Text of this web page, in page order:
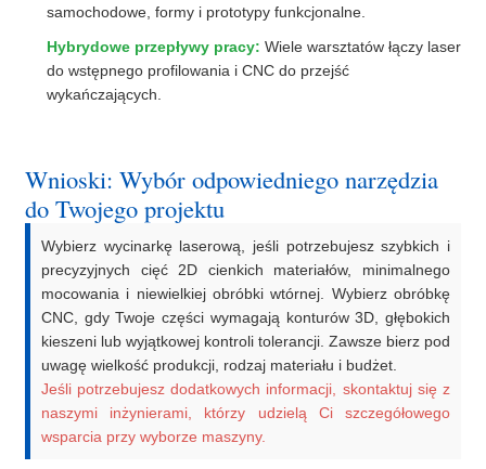
samochodowe, formy i prototypy funkcjonalne.
Hybrydowe przepływy pracy: Wiele warsztatów łączy laser
do wstępnego profilowania i CNC do przejść
wykańczających.
Wnioski: Wybór odpowiedniego narzędzia
do Twojego projektu
Wybierz wycinarkę laserową, jeśli potrzebujesz szybkich i
precyzyjnych cięć 2D cienkich materiałów, minimalnego
mocowania i niewielkiej obróbki wtórnej. Wybierz obróbkę
CNC, gdy Twoje części wymagają konturów 3D, głębokich
kieszeni lub wyjątkowej kontroli tolerancji. Zawsze bierz pod
uwagę wielkość produkcji, rodzaj materiału i budżet.
Jeśli potrzebujesz dodatkowych informacji, skontaktuj się z
naszymi inżynierami, którzy udzielą Ci szczegółowego
wsparcia przy wyborze maszyny.